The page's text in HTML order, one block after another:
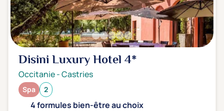
Offres spéciales
Vente Flash & Promo
(0)
Offres spéciales Solo
(0)
Distance de chez vous
Établissements proches de chez moi
Disini Luxury Hotel4*
Occitanie-Castries
Spa 2
4 formules bien-être au choix